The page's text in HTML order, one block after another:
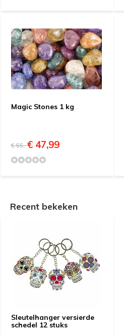
Magic Stones 1 kg
€ 55,-€ 47,99
Recent bekeken
Sleutelhanger versierde
schedel 12 stuks